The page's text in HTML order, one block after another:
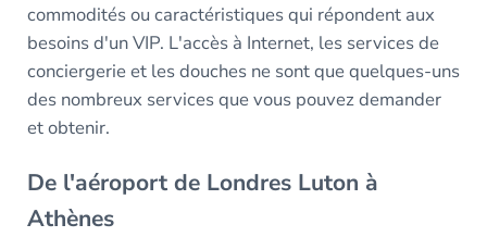
commodités ou caractéristiques qui répondent aux
besoins d'un VIP. L'accès à Internet, les services de
conciergerie et les douches ne sont que quelques-uns
des nombreux services que vous pouvez demander
et obtenir.
De l'aéroport de Londres Luton à
Athènes